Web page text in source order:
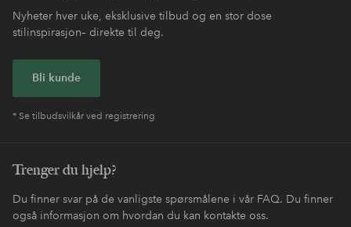
Nyheter hver uke, eksklusive tilbud og en stor dose
stilinspirasjon– direkte til deg.
Bli kunde
* Se tilbudsvilkår ved registrering
Trenger du hjelp?
Du finner svar på de vanligste spørsmålene i vår FAQ. Du finner
også informasjon om hvordan du kan kontakte oss.